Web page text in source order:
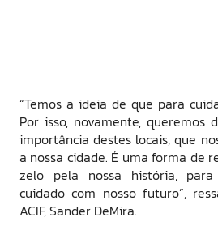
“Temos a ideia de que para
Por isso, novamente, queremos
importância destes locais, que
a nossa cidade. É uma forma de
zelo pela nossa história,
cuidado com nosso futuro”,
ACIF, Sander DeMira.